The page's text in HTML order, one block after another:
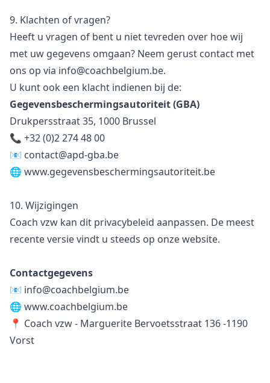
9. Klachten of vragen?
Heeft u vragen of bent u niet tevreden over hoe wij
met uw gegevens omgaan? Neem gerust contact met
ons op via info@coachbelgium.be.
U kunt ook een klacht indienen bij de:
Gegevensbeschermingsautoriteit (GBA)
Drukpersstraat 35, 1000 Brussel
📞 +32 (0)2 274 48 00
📧 contact@apd-gba.be
🌐 www.gegevensbeschermingsautoriteit.be
10. Wijzigingen
Coach vzw kan dit privacybeleid aanpassen. De meest
recente versie vindt u steeds op onze website.
Contactgegevens
📧 info@coachbelgium.be
🌐 www.coachbelgium.be
📍 Coach vzw - Marguerite Bervoetsstraat 136 -1190
Vorst